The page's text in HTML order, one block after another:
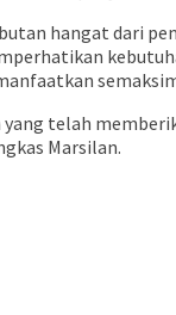
hangat dari
telah
Marsilan.